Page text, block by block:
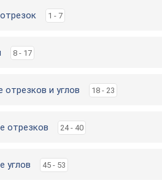
1 - 7
8 - 17
отрезков и углов 18 - 23
отрезков 24 - 40
углов 45 - 53